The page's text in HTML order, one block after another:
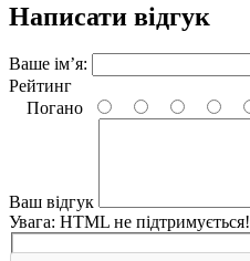
Написати відгук
Ваше ім’я:
Рейтинг
Погано
Ваш відгук
Увага: HTML не підтримується!